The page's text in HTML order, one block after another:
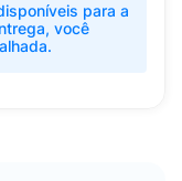
para a
você